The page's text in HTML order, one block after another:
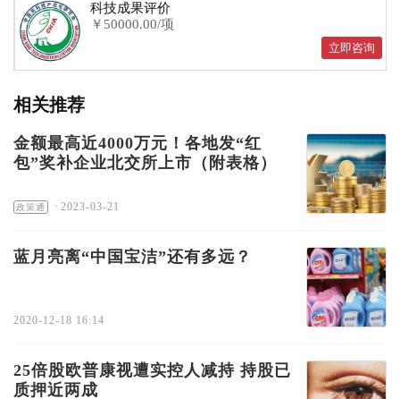
科技成果评价
￥50000.00/项
立即咨询
相关推荐
金额最高近4000万元！各地发“红
包”奖补企业北交所上市（附表格）
政策通 · 2023-03-21
蓝月亮离“中国宝洁”还有多远？
2020-12-18 16:14
25倍股欧普康视遭实控人减持 持股已
质押近两成